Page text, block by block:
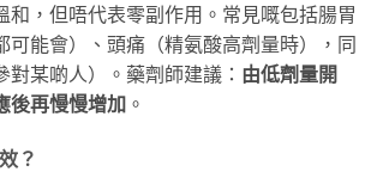
和，但唔代表零副作用。常見嘅包括腸胃
可能會）、頭痛（精氨酸高劑量時），同
對某啲人）。藥劑師建議： 由低劑量開
後再慢慢增加 。
？